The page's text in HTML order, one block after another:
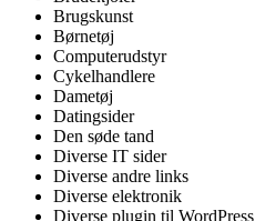
Brugskunst
Børnetøj
Computerudstyr
Cykelhandlere
Dametøj
Datingsider
Den søde tand
Diverse IT sider
Diverse andre links
Diverse elektronik
Diverse plugin til WordPress